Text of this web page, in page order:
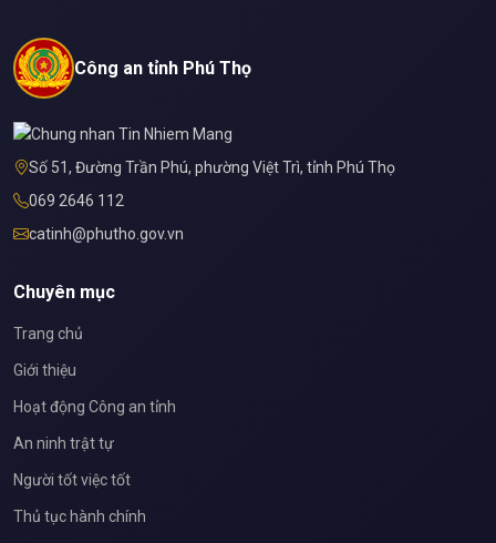
Công an tỉnh Phú Thọ
Số 51, Đường Trần Phú, phường Việt Trì, tỉnh Phú Thọ
069 2646 112
catinh@phutho.gov.vn
Chuyên mục
Trang chủ
Giới thiệu
Hoạt động Công an tỉnh
An ninh trật tự
Người tốt việc tốt
Thủ tục hành chính